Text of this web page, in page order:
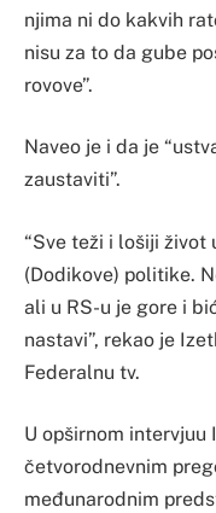
njima ni do kakvih
nisu za to da gube
rovove”.
Naveo je i da je
zaustaviti”.
“Sve teži i lošiji život
(Dodikove) politike.
ali u RS-u je gore i
nastavi”, rekao je
Federalnu tv.
U opširnom
četvorodnevnim
međunarodnim